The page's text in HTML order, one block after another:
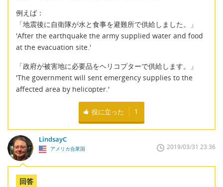
例えば：
「地震後に自衛隊が水と食事を避難所で供給しました。」
'After the earthquake the army supplied water and food
at the evacuation site.'
「政府が被害地に必要品をヘリコプターで供給します。」
'The government will sent emergency supplies to the
affected area by helicopter.'
役に立った 1
LindsayC
アメリカ合衆国 2019/03/31 23:36
回答